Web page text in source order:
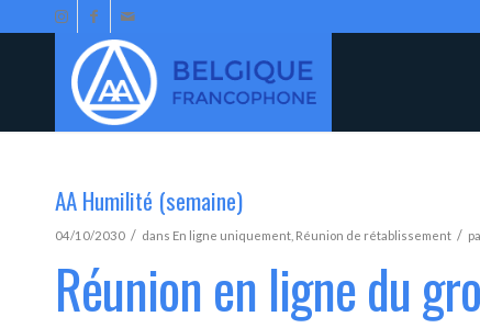
AA Humilité (semaine)
04/10/2030 / dans En ligne uniquement Réunion de rétablissement /
Réunion en ligne du